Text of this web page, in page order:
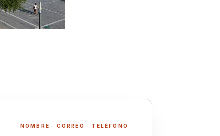
NOMBRE · CORREO · TELÉFONO